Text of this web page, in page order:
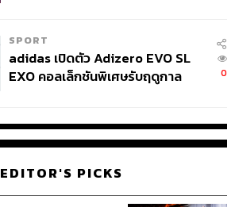
SPORT
adidas เปิดตัว Adizero EVO SL
EXO คอลเล็กชันพิเศษรับฤดูกาล
0
EDITOR'S PICKS